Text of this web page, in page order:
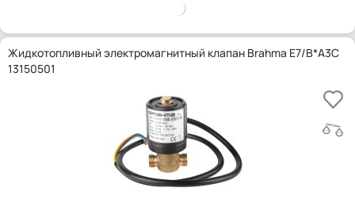
Жидкотопливный электромагнитный клапан Brahma E7/B*A3C
13150501